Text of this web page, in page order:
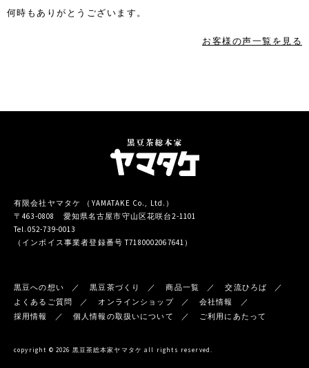
何時もありがとうございます。
お客様の声一覧を見る
有限会社ヤマタケ （YAMATAKE Co., Ltd.）
〒463-0808 愛知県名古屋市守山区花咲台2-1101
Tel.052-739-0013
（インボイス事業者登録番号 T7180002067641）
黒豆への想い 黒豆茶づくり 商品一覧
交流ひろば
よくあるご質問
オンラインショップ
会社情報
採用情報
個人情報の取扱いについて ご利用にあたって
copyright © 2026 黒豆茶総本家ヤマタケ all rights reserved.